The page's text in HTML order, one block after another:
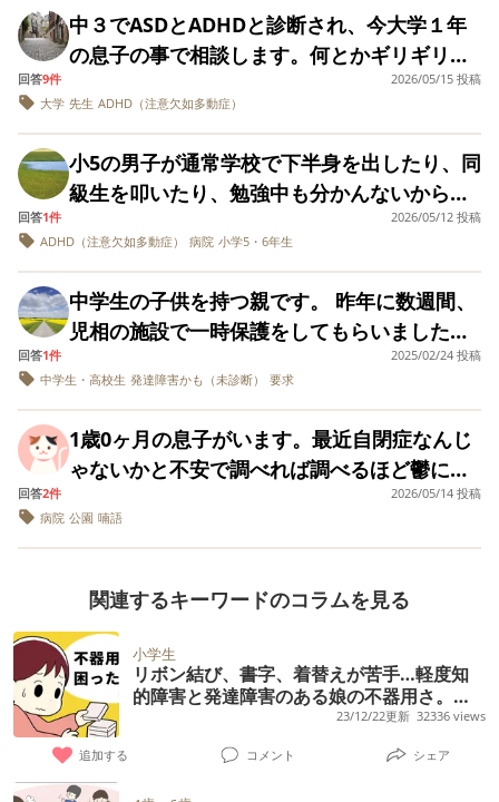
た」と反省をしていました。これから自立に
向けて、本人の特性に合わせた「お金の使い
方」をどう教えればよいでしょうか。親がど
こまで管理し、どう教育すべきかアドバイス
などあれば頂きたいです。
た。 用事などがない場合以外は家にいて寝て
いたり、好きなことをしています。 仕事はま
ず落ち着かすのに探さないで、そろそろの時
に、 私の高齢両親が遠方地方で、車社会、バ
スも近くに１時間2、3便の所に住んでいま
す。 今関東に住んでいますが、家族で、移住
を考えていて、本人は最初から根本的に嫌が
ってますが、私が行くなら仕方なく諦め状態
で着いていくと、 小さい頃から遊びには行っ
てましたが、取り合えず住むという気持ちで
住む予定の辺りを歩いてましたが、娘にとっ
ては交通が不便だと思い、免許取得も娘は怖
が。 何回も私が迷ってしまい、家族が疲れて
しまいました。 この状態で移住してもいいで
しょうか？ 主治医は行かなければならない時
は行った方が良いと言われ、地方の就労支援
の方に相談したところ、娘の気持ちを優先に
中３でASDとADHDと診断され、今大学１年
の息子の事で相談します。何とかギリギリで
高校卒業し、４月から大学に入学しました
が、問題が毎日起こってます。出席してるの
業開始後15分までの間に、開催されてる教室
内で自分のスマホか、パソコンで入力するシ
ステムですが、それを忘れます。欠席３分の
１以上で単位もらえないので、忘れた場合は
担当先生にメールで出席入力を依頼してます
が、ほぼ毎日です。スマートウォッチを購入
し、授業開始５分前になったらブルブル振動
するように設定しましたが、それでも、振動
を停止させたのみで入力しませんでした。わ
ざとではないと思います。スッカリ頭から抜
け落ちるみたいです。最終手段として、スマ
ホのアラームを音出しで鳴らすくらいしか思
回答9件
2026/05/15 投稿
大学 先生 ADHD（注意欠如多動症）
小5の男子が通常学校で下半身を出したり、同
級生を叩いたり、勉強中も分かんないからや
らない…など私なりに色々調べて試したりし
てるんですけど，病院には毎月通って薬を歠
い。どうしたら？
回答1件
2026/05/12 投稿
ADHD（注意欠如多動症）
病院 小学5・6年生
中学生の子供を持つ親です。 昨年に数週間、
児相の施設で一時保護をしてもらいました。
理由は特に中学生になってから素行がだいぶ
悪くなり家の中で暴れることが続いていて、
時保護をしてもらいました。 施設から戻して
いただいてから1〜2ヶ月は大人しかったので
すが、やはりまた徐々に以前のように戻りつ
つあります。 定期的に児相で面談もしてもら
ん。 特にお金使いが酷い状態です。 児相以前
は親のお金を盗んだりもしてたのですが、児
相後はさすがに盗んではいないと思うのです
が、最近はいろいろな理由をこじつけて親を
脅すくらいの勢いでお金を要求してきます。
毎回、渡したくないのですが、渡さないとま
た騒いだりします。同じく上に受験生の子供
回答1件
2025/02/24 投稿
中学生・高校生 発達障害かも（未診断） 要求
1歳0ヶ月の息子がいます。最近自閉症なんじ
ゃないかと不安で調べれば調べるほど鬱にな
りそうです。 症状で言うと ・喃語は話すけれ
ど意味のある言葉はまだ出ない ・目は合うこ
ぎると目をそらす印象 ・パチパチやバイバイ
は誰かがやったり「バイバイは？」と聞くと
50%くらいの確率でやる ・抱っこの時にしっ
かりとはしがみつかない、落ちそうな時や病
院など怖い時はぎゅっとくっつく ・人見知り
や後追いはありますが、公園など外に行くと
こっちを気にせず色んなとこに歩いてしまう
回答2件
2026/05/14 投稿
病院 公園 喃語
関連するキーワードのコラムを見る
小学生
リボン結び、書字、着替えが苦手…軽度知
的障害と発達障害のある娘の不器用さ。練
習する？工夫する？母として優先したいの
23/12/22更新 32336 views
追加する コメント シェア